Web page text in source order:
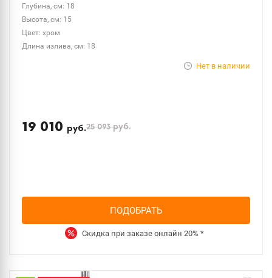
Глубина, см: 18
Высота, см: 15
Цвет: хром
Длина излива, см: 18
Нет в наличии
19 010 руб.25 093руб.
ПОДОБРАТЬ
Скидка при заказе онлайн 20% *